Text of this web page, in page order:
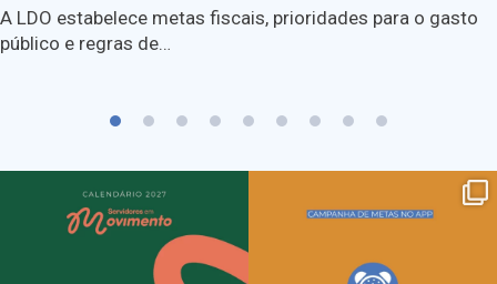
A LDO estabelece metas fiscais, prioridades para o gasto
público e regras de…